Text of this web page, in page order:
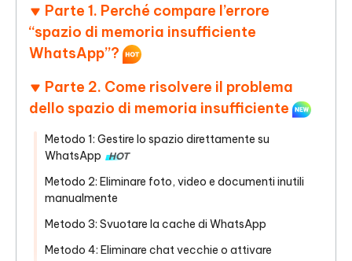
Parte 1. Perché compare l’errore
“spazio di memoria insufficiente
WhatsApp”?
Parte 2. Come risolvere il problema
dello spazio di memoria insufficiente
Metodo 1: Gestire lo spazio direttamente su
WhatsApp
HOT
Metodo 2: Eliminare foto, video e documenti inutili
manualmente
Metodo 3: Svuotare la cache di WhatsApp
Metodo 4: Eliminare chat vecchie o attivare